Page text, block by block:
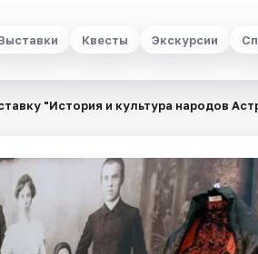
Квесты Экскурсии
"История и культура народов